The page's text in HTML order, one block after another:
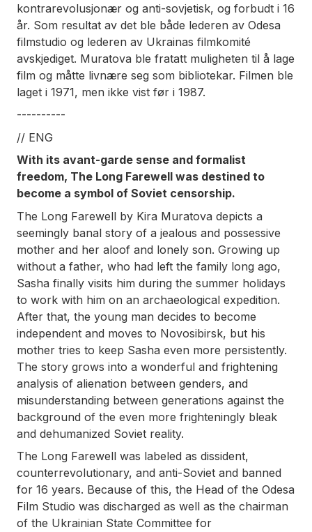
kontrarevolusjonær og anti-sovjetisk, og forbudt i 16
år. Som resultat av det ble både lederen av Odesa
filmstudio og lederen av Ukrainas filmkomité
avskjediget. Muratova ble fratatt muligheten til å lage
film og måtte livnære seg som bibliotekar. Filmen ble
laget i 1971, men ikke vist før i 1987.
----------
// ENG
With its avant-garde sense and formalist
freedom, The Long Farewell was destined to
become a symbol of Soviet censorship.
The Long Farewell by Kira Muratova depicts a
seemingly banal story of a jealous and possessive
mother and her aloof and lonely son. Growing up
without a father, who had left the family long ago,
Sasha finally visits him during the summer holidays
to work with him on an archaeological expedition.
After that, the young man decides to become
independent and moves to Novosibirsk, but his
mother tries to keep Sasha even more persistently.
The story grows into a wonderful and frightening
analysis of alienation between genders, and
misunderstanding between generations against the
background of the even more frighteningly bleak
and dehumanized Soviet reality.
The Long Farewell was labeled as dissident,
counterrevolutionary, and anti-Soviet and banned
for 16 years. Because of this, the Head of the Odesa
Film Studio was discharged as well as the chairman
of the Ukrainian State Committee for